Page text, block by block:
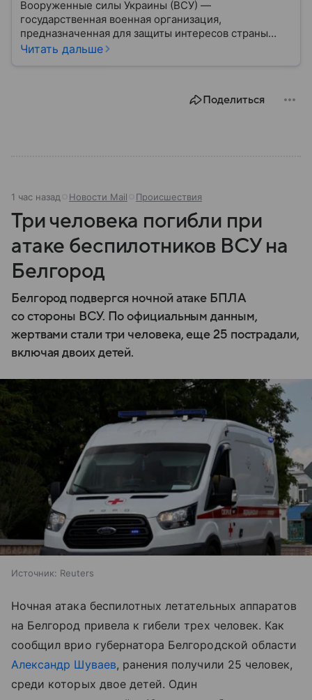
Вооруженные силы Украины (ВСУ) —
государственная военная организация,
предназначенная для защиты интересов страны
военным путем. Была создана после
Читать дальше
Поделиться
1 час назад Новости Mail Происшествия
Три человека погибли при
атаке беспилотников ВСУ на
Белгород
Белгород подвергся ночной атаке БПЛА
со стороны ВСУ. По официальным данным,
жертвами стали три человека, еще 25 пострадали,
включая двоих детей.
Источник: Reuters
Ночная атака беспилотных летательных аппаратов
на Белгород привела к гибели трех человек. Как
сообщил врио губернатора Белгородской области
Александр Шуваев, ранения получили 25 человек,
среди которых двое детей. Один